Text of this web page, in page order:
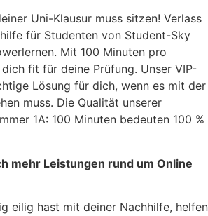
Uni-Klausur muss sitzen! Verlass
für Studenten von Student-Sky
Mit 100 Minuten pro
fit für deine Prüfung. Unser VIP-
Lösung für dich, wenn es mit der
muss. Die Qualität unserer
1A: 100 Minuten bedeuten 100 %
mehr Leistungen rund um Online
eilig hast mit deiner Nachhilfe, helfen